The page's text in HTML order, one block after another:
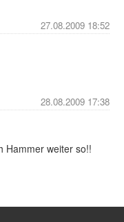
27.08.2009 18:52
28.08.2009 17:38
Hammer weiter so!!